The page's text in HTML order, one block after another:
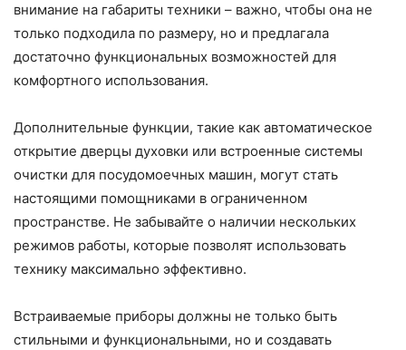
внимание на габариты техники – важно, чтобы она не
только подходила по размеру, но и предлагала
достаточно функциональных возможностей для
комфортного использования.
Дополнительные функции, такие как автоматическое
открытие дверцы духовки или встроенные системы
очистки для посудомоечных машин, могут стать
настоящими помощниками в ограниченном
пространстве. Не забывайте о наличии нескольких
режимов работы, которые позволят использовать
технику максимально эффективно.
Встраиваемые приборы должны не только быть
стильными и функциональными, но и создавать